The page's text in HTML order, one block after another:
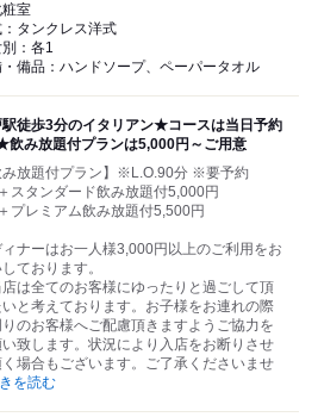
室
タンクレス洋式
別：各1
備品：ハンドソープ、ペーパータオル
駅徒歩3分のイタリアン★コースは当日予約
飲み放題付プランは5,000円～ご用意
み放題付プラン】※L.O.90分 ※要予約
スタンダード飲み放題付5,000円
プレミアム飲み放題付5,500円
ナーはお一人様3,000円以上のご利用をお
ております。
は全てのお客様にゆったりと過ごして頂
いと考えております。お子様をお連れの際
のお客様へご配慮頂きますようご協力を
い致します。状況により入店をお断りさせ
場合もございます。ご了承くださいませ
を読む